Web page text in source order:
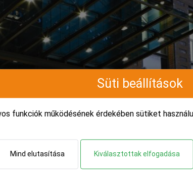
készpénzfizetési számlákból ÁNYK számára
Süti beállítások
funkciók működésének érdekében sütiket
Mind elutasítása Kiválasztottak elfogadása